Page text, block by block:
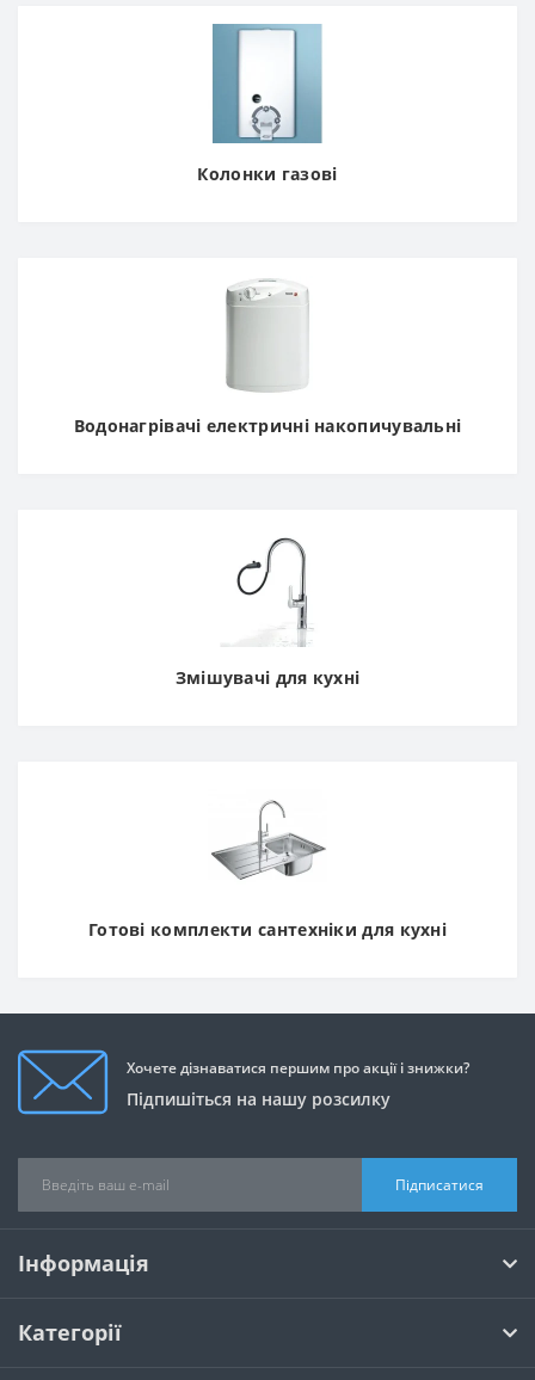
Колонки газові
Водонагрівачі електричні накопичувальні
Змішувачі для кухні
Готові комплекти сантехніки для кухні
Хочете дізнаватися першим про акції і знижки?
Підпишіться на нашу розсилку
Підписатися
Інформація
Категорії